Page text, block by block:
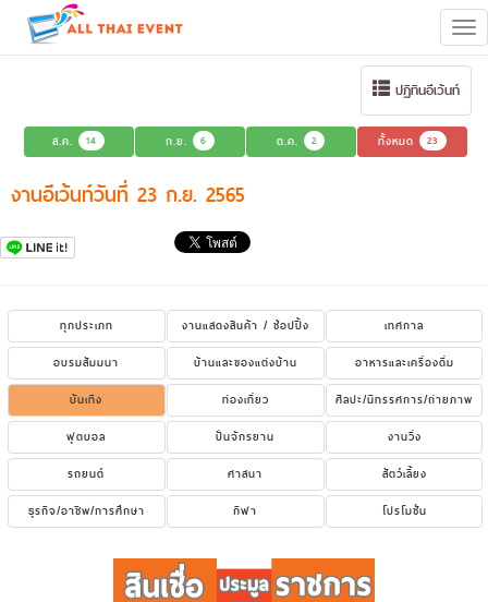
ปฏิทินอีเว้นท์
ส.ค. 14 ก.ย. 6 ต.ค. 2 ทั้งหมด 23
งานอีเว้นท์วันที่ 23 ก.ย. 2565
ทุกประเภท งานแสดงสินค้า / ช้อปปิ้ง
เทศกาล
อบรมสัมมนา
บ้านและของแต่งบ้าน
อาหารและเครื่องดื่ม
บันเทิง
ท่องเที่ยว
ศิลปะ/นิทรรศการ/ถ่ายภาพ
ฟุตบอล
ปั่นจักรยาน
งานวิ่ง
รถยนต์
ศาสนา
สัตว์เลี้ยง
ธุรกิจ/อาชีพ/การศึกษา
กีฬา โปรโมชั่น